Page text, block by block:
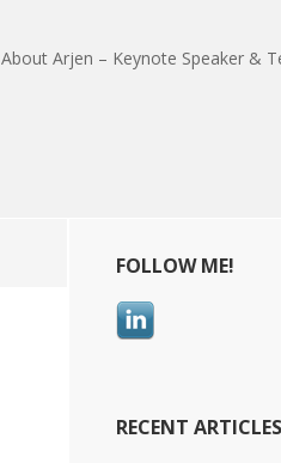
About Arjen – Keynote Speaker &
Primary
Sidebar
FOLLOW ME!
RECENT ARTICLES